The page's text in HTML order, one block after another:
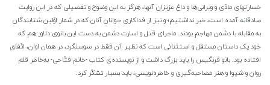
خسارتهای مادّی و ویرانی‌ها و داغ عزیزان آنها، هرگز به این وضوح و تفصیلی که در این روایت
صادقانه آمده است، خبر نداشتیم؛ و نیز از فداکاری جوانان آنان که در شمار اوّلین شتابندگان
به مقابله با دشمن مهاجم بودند. ماجرای قتل و اسارت دشمن به دست این بانوی دلاور هم که
خود یک داستان مستقل و استثنائی است که نظیر آن فقط در سوسنگرد، در همان اوان، اتّفاق
افتاده بود. بانو فرنگیس را باید بزرگ داشت و از نویسنده‌ی کتاب -خانم فتّاحی- به‌خاطر قلم
روان و شیوا و هنر مصاحبه‌گیری و خاطره‌نویسی، باید بسیار تشکّر کرد.